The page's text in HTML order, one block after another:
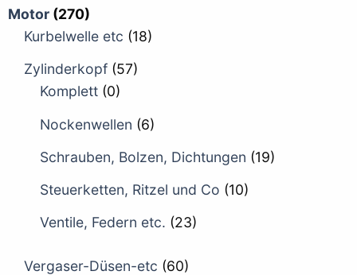
Motor (270)
Kurbelwelle etc (18)
Zylinderkopf (57)
Komplett (0)
Nockenwellen (6)
Schrauben, Bolzen, Dichtungen (19)
Steuerketten, Ritzel und Co (10)
Ventile, Federn etc. (23)
Vergaser-Düsen-etc (60)